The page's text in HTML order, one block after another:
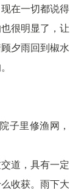
在一切都说得
很明显了，让
夕雨回到椒水
子里修渔网，
道，具有一定
收获。雨下大